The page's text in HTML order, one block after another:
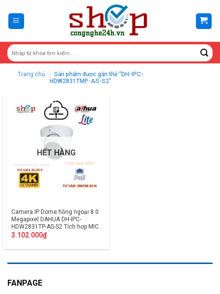
content
Trang chủ / Sản phẩm được gắn thẻ “DH-IPC-
HDW2831TMP-AS-S2”
HẾT HÀNG
Camera IP Dome hồng ngoại 8.0
Megapixel DAHUA DH-IPC-
HDW2831TP-AS-S2 Tích hợp MIC
3.102.000₫
FANPAGE